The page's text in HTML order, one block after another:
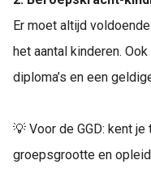
Er moet altijd
het aantal kinderen.
diploma’s en een
💡 Voor de GGD: kent
groepsgrootte en